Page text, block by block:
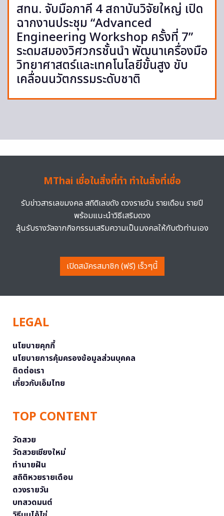
สทน. จับมือภาคี 4 สถาบันวิจัยใหญ่ เปิด
ฉากงานประชุม “Advanced
Engineering Workshop ครั้งที่ 7”
ระดมสมองวิศวกรชั้นนำ พัฒนาเครื่องมือ
วิทยาศาสตร์และเทคโนโลยีขั้นสูง ขับ
เคลื่อนนวัตกรรมระดับชาติ
MThai เชื่อในสิ่งที่ทำ ทำในสิ่งที่เชื่อ
รับข่าวสารเลขมงคล สถิติเลขดัง ดวงรายวัน รายเดือน รายปี
พร้อมแนะนำวิธีเสริมดวง
ลุ้นรับรางวัลจากกิจกรรมเสริมความเป็นมงคลให้กับตัวท่านเอง
เปิดสมัครสมาชิก (ฟรี) เร็วๆนี้
LEGAL
นโยบายคุกกี้
นโยบายการคุ้มครองข้อมูลส่วนบุคคล
ติดต่อเรา
เกี่ยวกับเอ็มไทย
TOP CONTENT
วัดสวย
วัดสวยเชียงใหม่
ทำนายฝัน
สถิติหวยรายเดือน
ดวงรายวัน
บทสวดมนต์